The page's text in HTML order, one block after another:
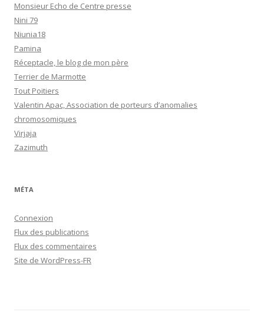
Monsieur Echo de Centre presse
Nini 79
Niunia18
Pamina
Réceptacle, le blog de mon père
Terrier de Marmotte
Tout Poitiers
Valentin Apac, Association de porteurs d’anomalies
chromosomiques
Virjaja
Zazimuth
MÉTA
Connexion
Flux des publications
Flux des commentaires
Site de WordPress-FR